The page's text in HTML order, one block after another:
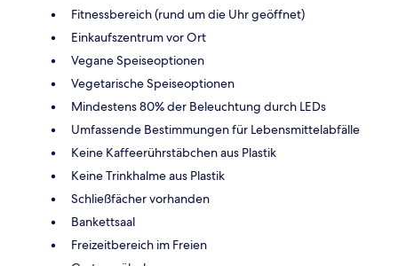
Fitnessbereich (rund um die Uhr geöffnet)
Einkaufszentrum vor Ort
Vegane Speiseoptionen
Vegetarische Speiseoptionen
Mindestens 80% der Beleuchtung durch LEDs
Umfassende Bestimmungen für Lebensmittelabfälle
Keine Kaffeerührstäbchen aus Plastik
Keine Trinkhalme aus Plastik
Schließfächer vorhanden
Bankettsaal
Freizeitbereich im Freien